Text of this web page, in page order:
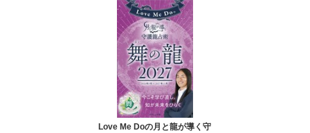
Love Me Doの月と龍が導く守